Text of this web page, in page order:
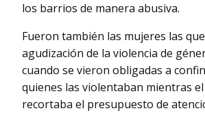
los barrios de manera abusiva.
Fueron también las mujeres las
agudización de la violencia de
cuando se vieron obligadas a
quienes las violentaban mientras
recortaba el presupuesto de